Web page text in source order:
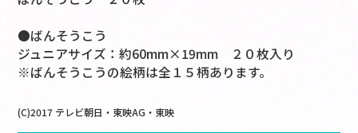
●ばんそうこう
ジュニアサイズ：約60mm×19mm ２０枚入り
※ばんそうこうの絵柄は全１５柄あります。
(C)2017 テレビ朝日・東映AG・東映